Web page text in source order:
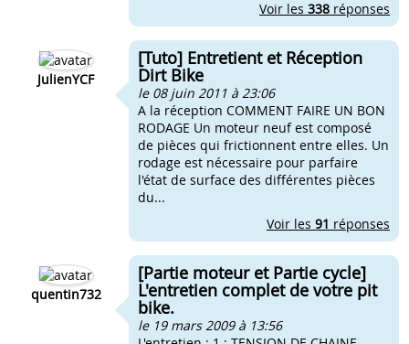
Voir les 338 réponses
JulienYCF
[Tuto] Entretient et Réception
Dirt Bike
le 08 juin 2011 à 23:06
A la réception COMMENT FAIRE UN BON
RODAGE Un moteur neuf est composé
de pièces qui frictionnent entre elles. Un
rodage est nécessaire pour parfaire
l'état de surface des différentes pièces
du...
Voir les 91 réponses
quentin732
[Partie moteur et Partie cycle]
L'entretien complet de votre pit
bike.
le 19 mars 2009 à 13:56